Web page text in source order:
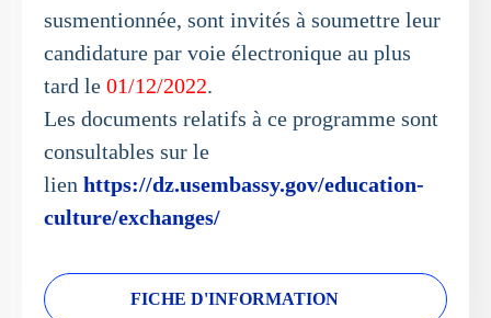
susmentionnée, sont invités à soumettre leur
candidature par voie électronique au plus
tard le 01/12/2022.
Les documents relatifs à ce programme sont
consultables sur le
lien https://dz.usembassy.gov/education-
culture/exchanges/
FICHE D'INFORMATION